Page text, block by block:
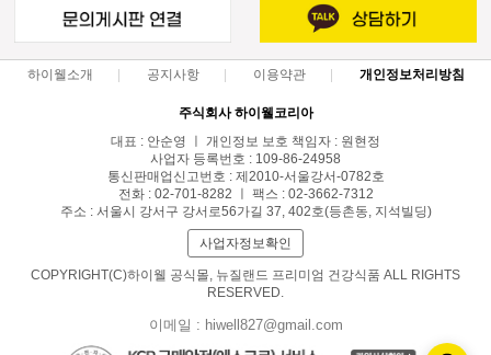
하이웰소개 공지사항 이용약관 개인정보처리방침
주식회사 하이웰코리아
대표 : 안순영 ㅣ 개인정보 보호 책임자 : 원현정
사업자 등록번호 : 109-86-24958
통신판매업신고번호 : 제2010-서울강서-0782호
전화 : 02-701-8282 ㅣ 팩스 : 02-3662-7312
주소 : 서울시 강서구 강서로56가길 37, 402호(등촌동, 지석빌딩)
사업자정보확인
COPYRIGHT(C)하이웰 공식몰, 뉴질랜드 프리미엄 건강식품 ALL RIGHTS
RESERVED.
이메일 : hiwell827@gmail.com